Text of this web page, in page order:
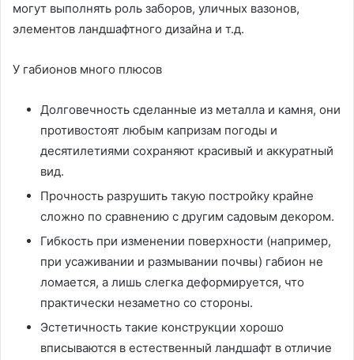
могут выполнять роль заборов, уличных вазонов,
элементов ландшафтного дизайна и т.д.
У габионов много плюсов
Долговечность сделанные из металла и камня, они
противостоят любым капризам погоды и
десятилетиями сохраняют красивый и аккуратный
вид.
Прочность разрушить такую постройку крайне
сложно по сравнению с другим садовым декором.
Гибкость при изменении поверхности (например,
при усаживании и размывании почвы) габион не
ломается, а лишь слегка деформируется, что
практически незаметно со стороны.
Эстетичность такие конструкции хорошо
вписываются в естественный ландшафт в отличие